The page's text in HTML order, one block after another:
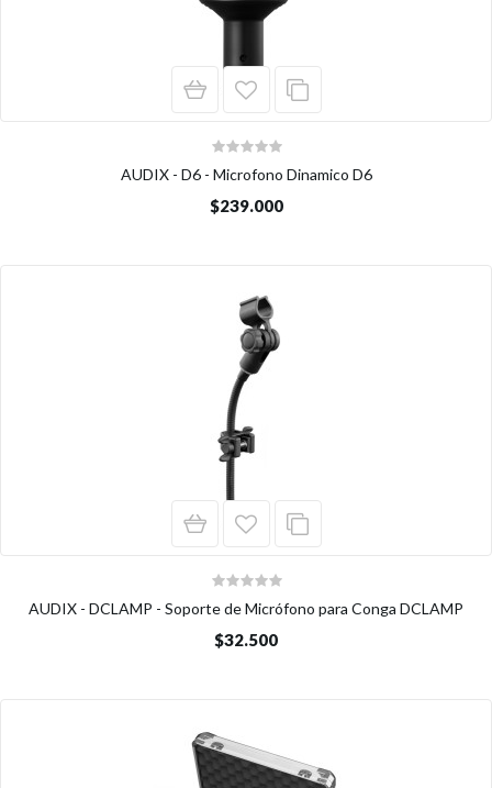
AUDIX - D6 - Microfono Dinamico D6
$239.000
AUDIX - DCLAMP - Soporte de Micrófono para Conga DCLAMP
$32.500